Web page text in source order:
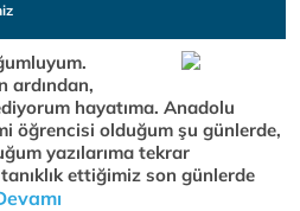
ardından,
hayatıma. Anadolu
öğrencisi olduğum şu günlerde,
yazılarıma tekrar
ettiğimiz son günlerde